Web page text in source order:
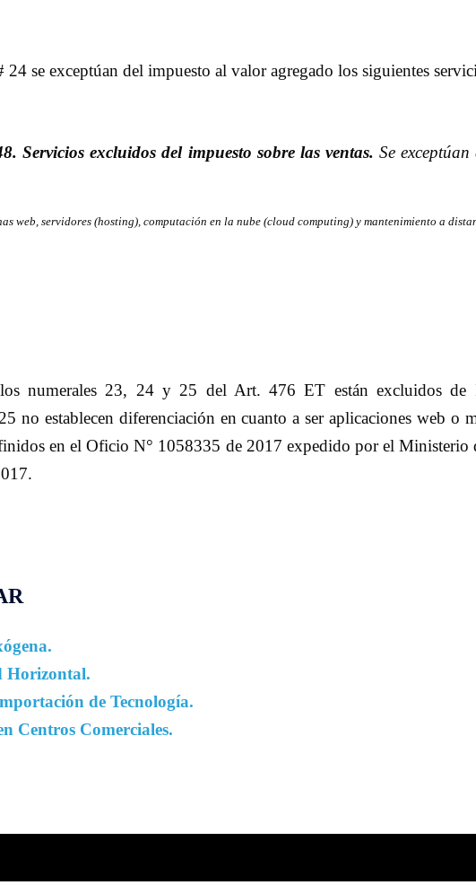
se exceptúan del impuesto al valor agregado los siguientes
Servicios excluidos del impuesto sobre las ventas. Se
web, servidores (hosting), computación en la nube (cloud computing) y mantenimiento a
los numerales 23, 24 y 25 del Art. 476 ET están excluidos
establecen diferenciación en cuanto a ser aplicaciones web o
en el Oficio N° 1058335 de 2017 expedido por el
Horizontal.
de Tecnología.
Centros Comerciales.